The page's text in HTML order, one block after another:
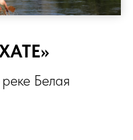
Белая